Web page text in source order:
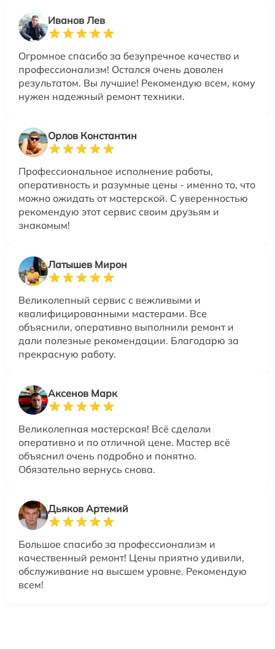
Иванов Лев
Огромное спасибо за безупречное качество и
профессионализм! Остался очень доволен
результатом. Вы лучшие! Рекомендую всем, кому
нужен надежный ремонт техники.
Орлов Константин
Профессиональное исполнение работы,
оперативность и разумные цены - именно то, что
можно ожидать от мастерской. С уверенностью
рекомендую этот сервис своим друзьям и
знакомым!
Латышев Мирон
Великолепный сервис с вежливыми и
квалифицированными мастерами. Все
объяснили, оперативно выполнили ремонт и
дали полезные рекомендации. Благодарю за
прекрасную работу.
Аксенов Марк
Великолепная мастерская! Всё сделали
оперативно и по отличной цене. Мастер всё
объяснил очень подробно и понятно.
Обязательно вернусь снова.
Дьяков Артемий
Большое спасибо за профессионализм и
качественный ремонт! Цены приятно удивили,
обслуживание на высшем уровне. Рекомендую
всем!